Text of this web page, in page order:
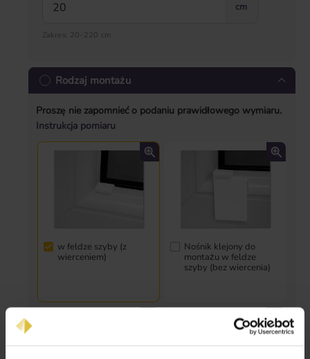
cm
Zakres: 20–220 cm
Rodzaj montażu
Proszę nie zapomnieć o podaniu prawidłowego wymiaru.
Instrukcja pomiaru
w feldze szyby (z
wierceniem)
Nośnik klejony do
montażu w feldze
szyby (bez wiercenia)